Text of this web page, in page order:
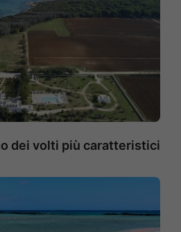
dei volti più caratteristici